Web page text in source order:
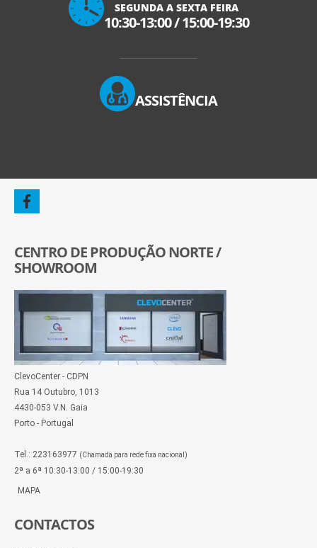
SEGUNDA A SEXTA FEIRA
10:30-13:00/15:00-19:30
ASSISTÊNCIA
CENTRO DE PRODUÇÃO NORTE /
SHOWROOM
ClevoCenter - CDPN
Rua 14 Outubro, 1013
4430-053 V.N. Gaia
Porto - Portugal
Tel.: 223163977 (Chamada para rede fixa nacional)
2ª a 6ª 10:30-13:00 / 15:00-19:30
MAPA
CONTACTOS